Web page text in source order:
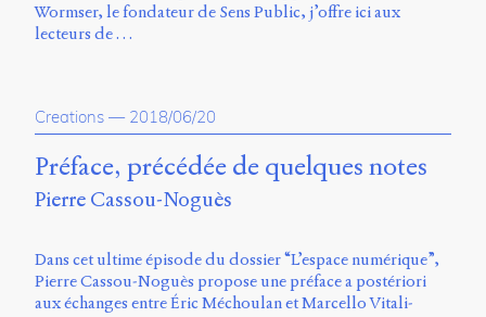
Wormser, le fondateur de Sens Public, j’offre ici aux
lecteurs de …
Creations — 2018/06/20
Préface, précédée de quelques notes
Pierre Cassou-Noguès
Dans cet ultime épisode du dossier “L’espace numérique”,
Pierre Cassou-Noguès propose une préface a postériori
aux échanges entre Éric Méchoulan et Marcello Vitali-